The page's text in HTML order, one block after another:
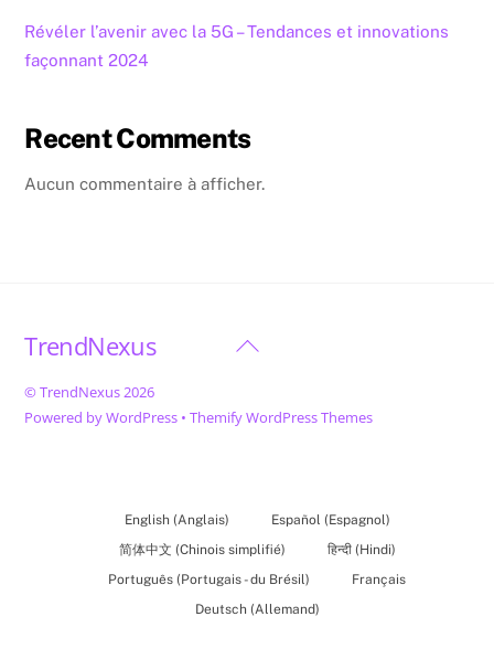
Révéler l’avenir avec la 5G – Tendances et innovations
façonnant 2024
Recent Comments
Aucun commentaire à afficher.
Back
TrendNexus
©TrendNexus2026
Powered byWordPress •Themify WordPress Themes
English (Anglais) Español (Espagnol)
简体中文 (Chinois simplifié) हिन्दी(Hindi)
Português (Portugais - du Brésil)
Français
Deutsch (Allemand)